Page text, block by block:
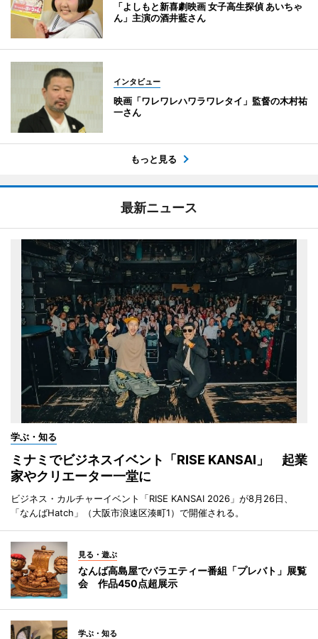
「よしもと新喜劇映画 女子高生探偵 あいちゃ
ん」主演の酒井藍さん
インタビュー
映画「ワレワレハワラワレタイ」監督の木村祐
一さん
もっと見る
最新ニュース
学ぶ・知る
ミナミでビジネスイベント「RISE KANSAI」 起業
家やクリエーター一堂に
ビジネス・カルチャーイベント「RISE KANSAI 2026」が8月26日、
「なんばHatch」（大阪市浪速区湊町1）で開催される。
見る・遊ぶ
なんば高島屋でバラエティー番組「プレバト」展覧
会 作品450点超展示
学ぶ・知る